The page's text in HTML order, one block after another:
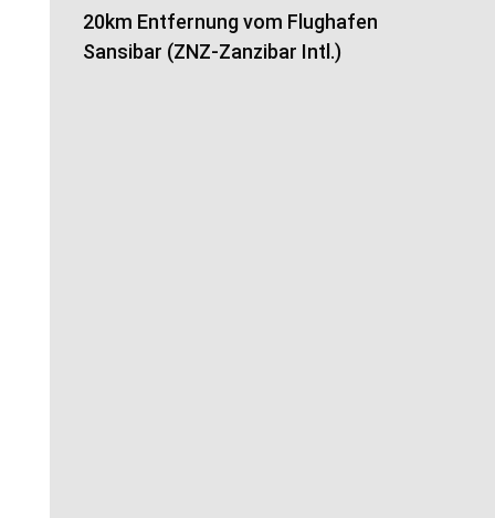
20km Entfernung vom Flughafen
Sansibar (ZNZ-Zanzibar Intl.)